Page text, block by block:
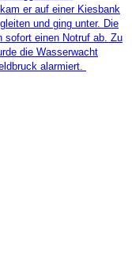
er auf einer Kiesbank
und ging unter. Die
sofort einen Notruf ab. Zu
die Wasserwacht
alarmiert.